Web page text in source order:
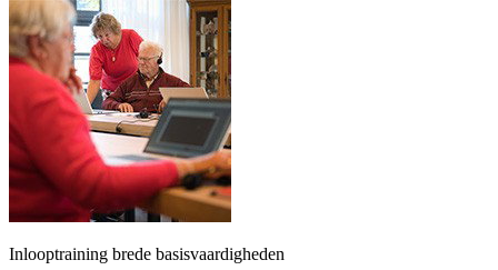
Inlooptraining brede basisvaardigheden